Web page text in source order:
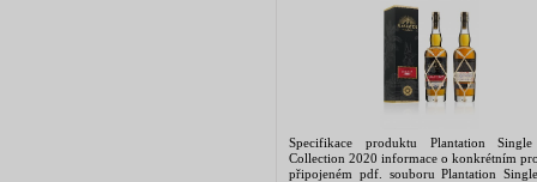
Specifikace produktu Plantation
Collection 2020 informace o konkrétním
připojeném pdf. souboru Plantation